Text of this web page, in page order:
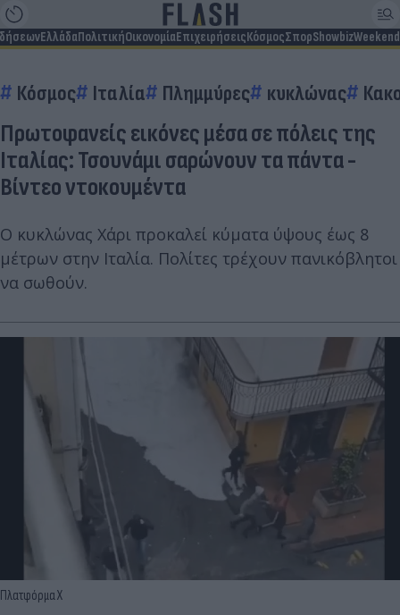
ΕλλάδαΠολιτικήΟικονομίαΕπιχειρήσειςΚόσμοςΣπορShowbizWeekend
Κόσμος Ιταλία Πλημμύρες κυκλώνας
Πρωτοφανείς εικόνες μέσα σε πόλεις της
Ιταλίας: Τσουνάμι σαρώνουν τα πάντα -
Βίντεο ντοκουμέντα
Ο κυκλώνας Χάρι προκαλεί κύματα ύψους έως 8
μέτρων στην Ιταλία. Πολίτες τρέχουν πανικόβλητοι
να σωθούν.
Πλατφόρμα Χ